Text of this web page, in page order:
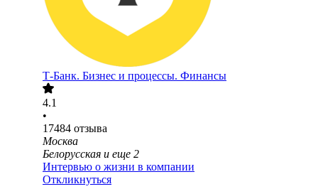
Т-Банк. Бизнес и процессы. Финансы
4.1
•
17484 отзыва
Москва
Белорусская и еще 2
Интервью о жизни в компании
Откликнуться